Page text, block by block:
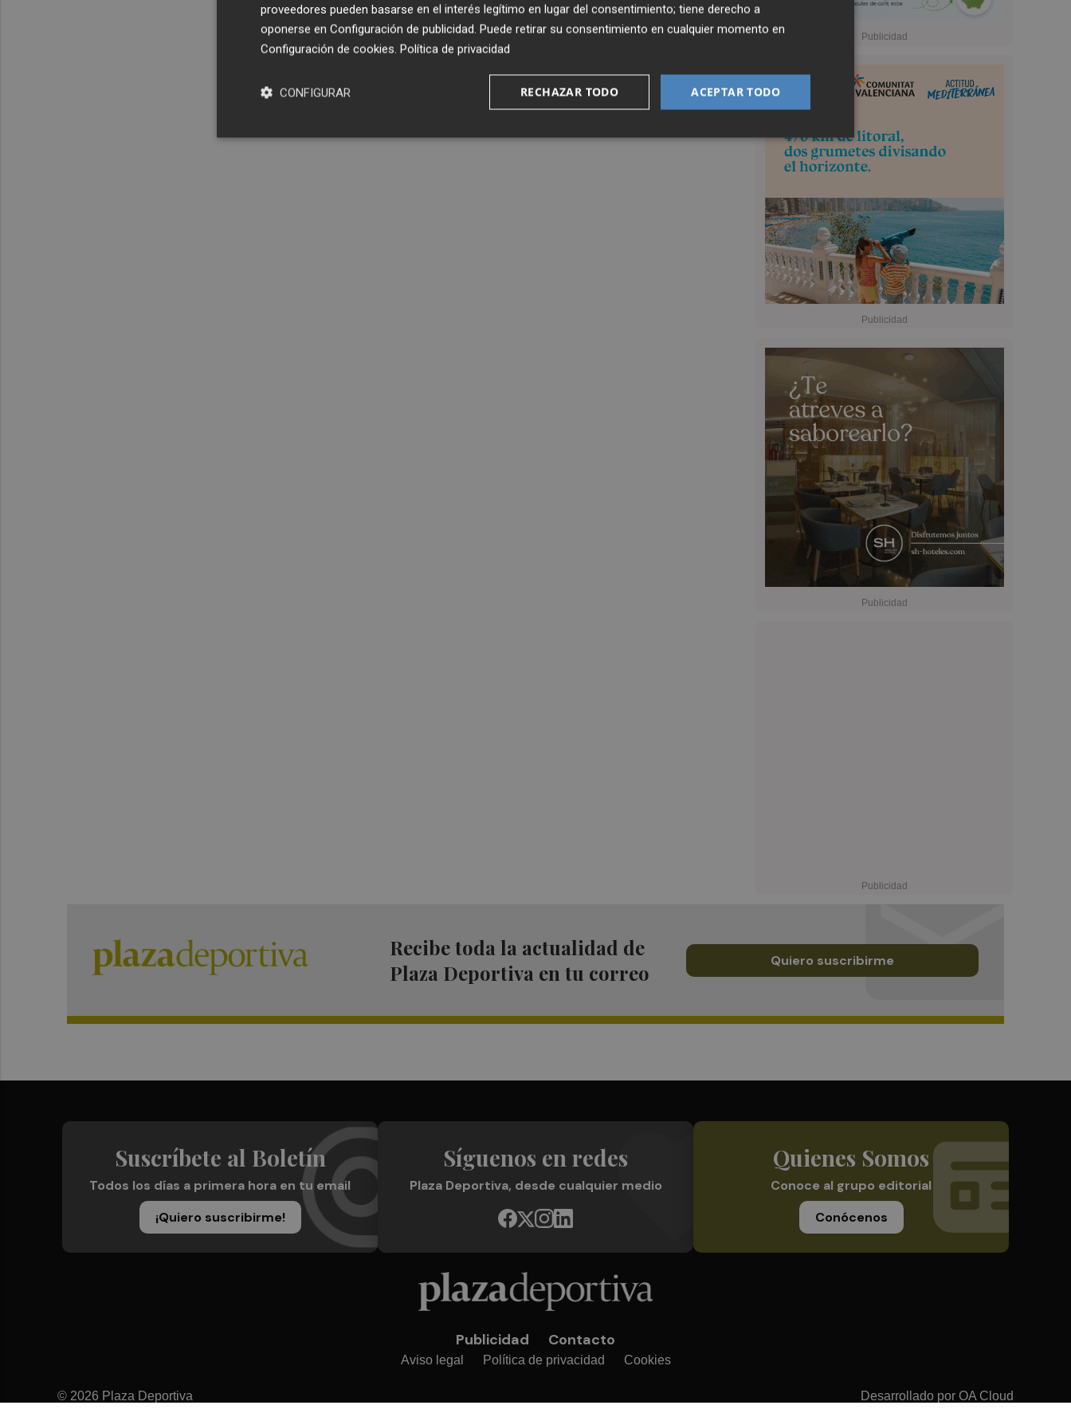
Recibe toda la actualidad de
Plaza Deportiva en tu correo
Quiero suscribirme
Suscríbete al Boletín
Todos los días a primera hora en tu email
¡Quiero suscribirme!
Síguenos en redes
Plaza Deportiva, desde cualquier medio
Quienes Somos
Conoce al grupo editorial
Conócenos
Publicidad Contacto
Aviso legal Política de privacidad Cookies
© 2026 Plaza Deportiva Desarrollado por OA Cloud
proveedores pueden basarse en el interés legítimo en lugar del consentimiento; tiene derecho a
oponerse en Configuración de publicidad. Puede retirar su consentimiento en cualquier momento en
Configuración de cookies. Política de privacidad
ACEPTAR TODO
RECHAZAR TODO
CONFIGURAR